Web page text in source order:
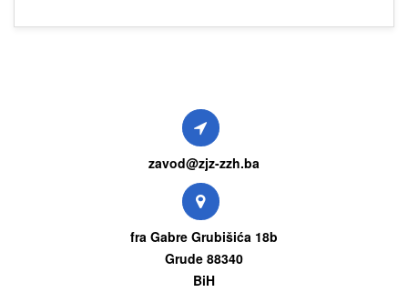
zavod@zjz-zzh.ba
fra Gabre Grubišića 18b
Grude 88340
BiH